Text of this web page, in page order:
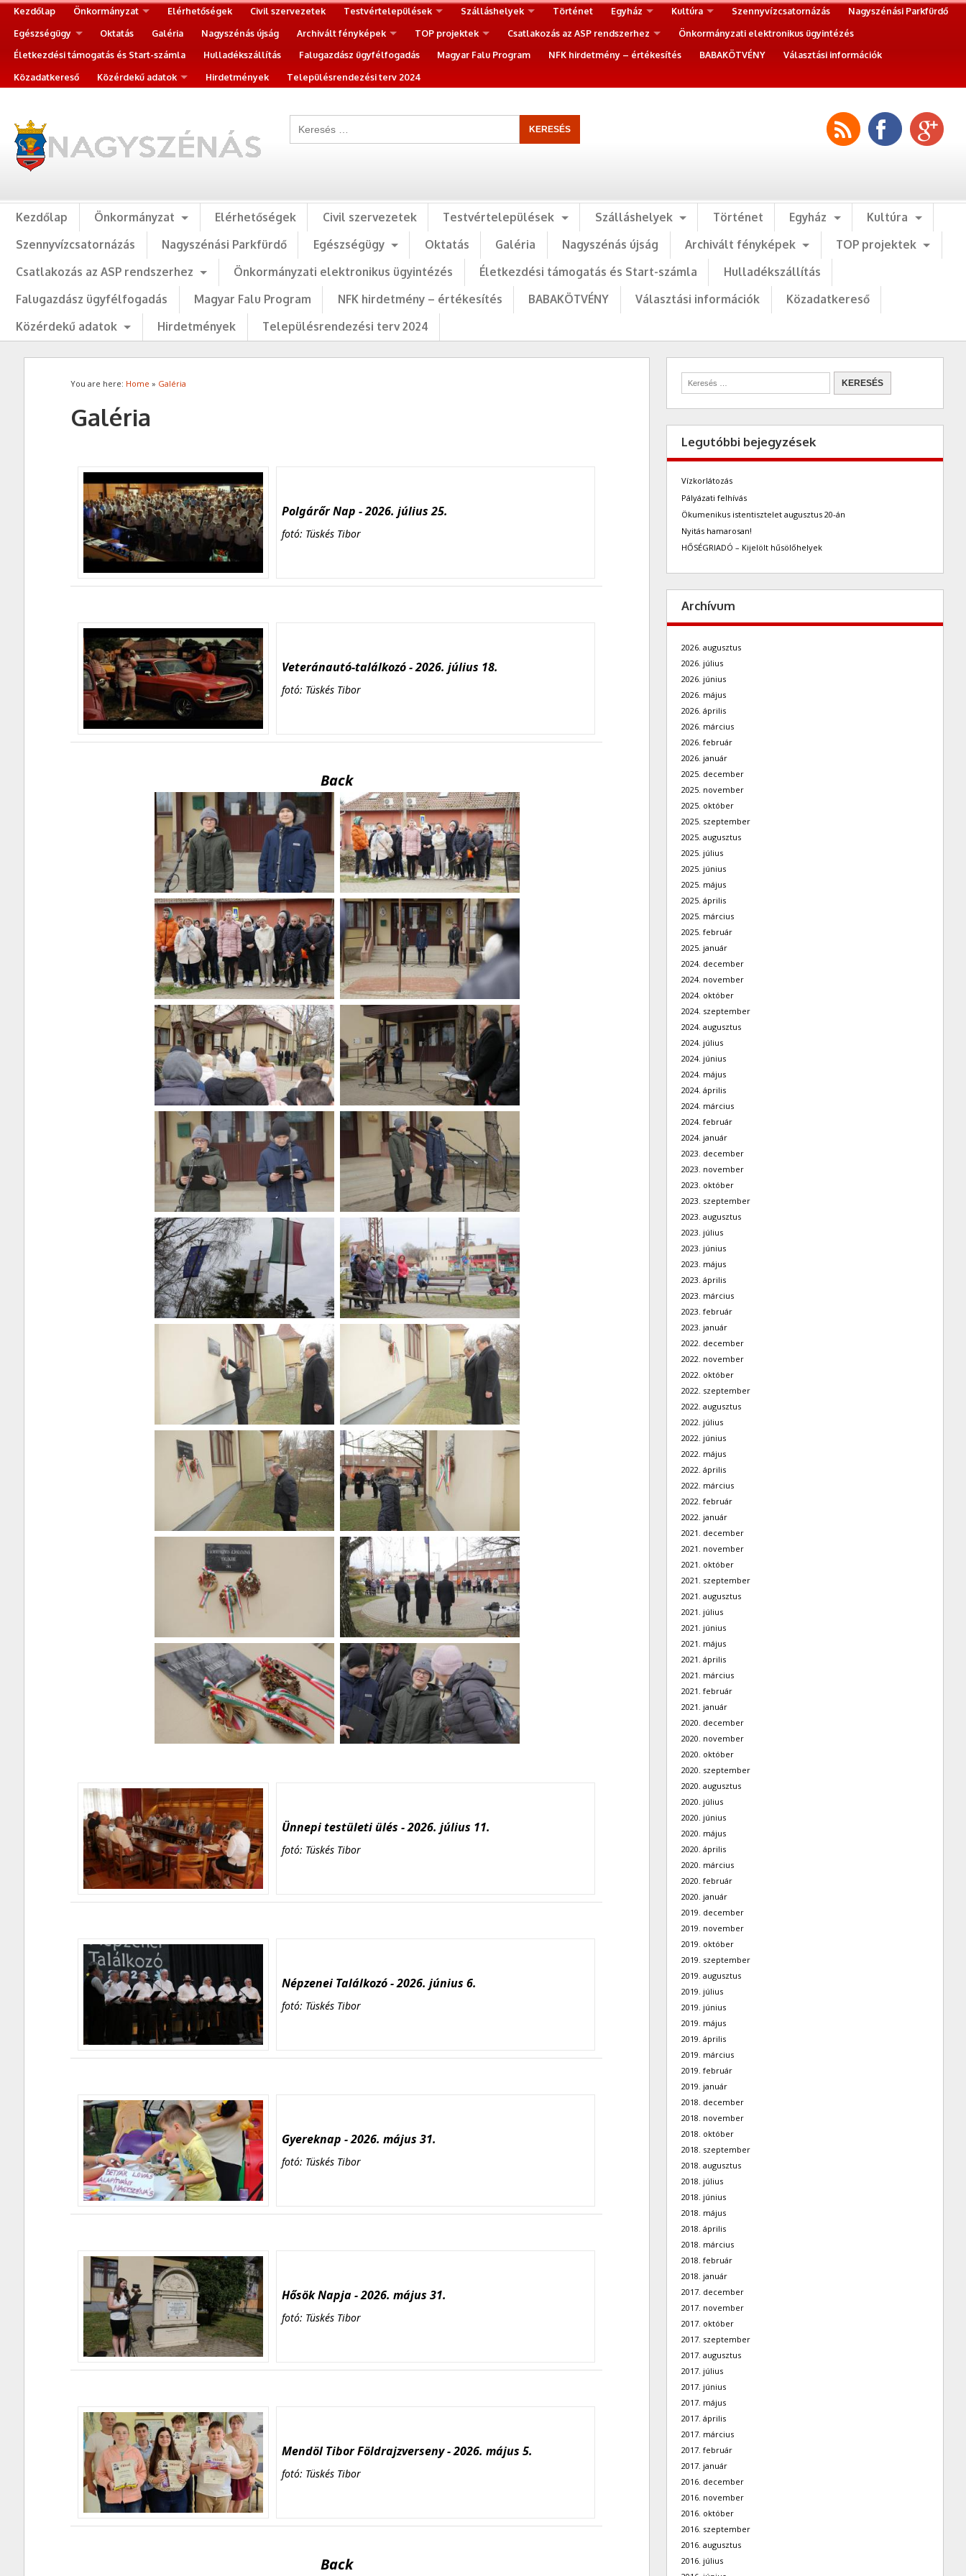
Kezdőlap Önkormányzat Elérhetőségek Civil szervezetek Testvértelepülések Szálláshelyek Történet Egyház Kultúra Szennyvízcsatornázás
Nagyszénási Parkfürdő
Egészségügy
Oktatás Galéria Nagyszénás újság Archivált fényképek TOP projektek Csatlakozás az ASP rendszerhez
Önkormányzati elektronikus ügyintézés
Életkezdési támogatás és Start-számla
Hulladékszállítás Falugazdász ügyfélfogadás Magyar Falu Program NFK hirdetmény – értékesítés BABAKÖTVÉNY
Választási információk
Közadatkereső
Közérdekű adatok Hirdetmények Településrendezési terv 2024
Kezdőlap Önkormányzat Elérhetőségek Civil szervezetek Testvértelepülések Szálláshelyek Történet Egyház
Kultúra
Szennyvízcsatornázás
Nagyszénási Parkfürdő Egészségügy Oktatás Galéria Nagyszénás újság Archivált fényképek
TOP projektek
Csatlakozás az ASP rendszerhez
Önkormányzati elektronikus ügyintézés Életkezdési támogatás és Start-számla
Hulladékszállítás
Falugazdász ügyfélfogadás
Magyar Falu Program NFK hirdetmény – értékesítés BABAKÖTVÉNY Választási információk
Közadatkereső
Közérdekű adatok
Hirdetmények Településrendezési terv 2024
You are here: Home » Galéria
Galéria
Polgárőr Nap - 2026. július 25.
fotó: Tüskés Tibor
Veteránautó-találkozó - 2026. július 18.
fotó: Tüskés Tibor
Back
Ünnepi testületi ülés - 2026. július 11.
fotó: Tüskés Tibor
Népzenei Találkozó - 2026. június 6.
fotó: Tüskés Tibor
Gyereknap - 2026. május 31.
fotó: Tüskés Tibor
Hősök Napja - 2026. május 31.
fotó: Tüskés Tibor
Mendöl Tibor Földrajzverseny - 2026. május 5.
fotó: Tüskés Tibor
Back
Legutóbbi bejegyzések
Vízkorlátozás
Pályázati felhívás
Ökumenikus istentisztelet augusztus 20-án
Nyitás hamarosan!
HŐSÉGRIADÓ – Kijelölt hűsölőhelyek
Archívum
2026. augusztus
2026. július
2026. június
2026. május
2026. április
2026. március
2026. február
2026. január
2025. december
2025. november
2025. október
2025. szeptember
2025. augusztus
2025. július
2025. június
2025. május
2025. április
2025. március
2025. február
2025. január
2024. december
2024. november
2024. október
2024. szeptember
2024. augusztus
2024. július
2024. június
2024. május
2024. április
2024. március
2024. február
2024. január
2023. december
2023. november
2023. október
2023. szeptember
2023. augusztus
2023. július
2023. június
2023. május
2023. április
2023. március
2023. február
2023. január
2022. december
2022. november
2022. október
2022. szeptember
2022. augusztus
2022. július
2022. június
2022. május
2022. április
2022. március
2022. február
2022. január
2021. december
2021. november
2021. október
2021. szeptember
2021. augusztus
2021. július
2021. június
2021. május
2021. április
2021. március
2021. február
2021. január
2020. december
2020. november
2020. október
2020. szeptember
2020. augusztus
2020. július
2020. június
2020. május
2020. április
2020. március
2020. február
2020. január
2019. december
2019. november
2019. október
2019. szeptember
2019. augusztus
2019. július
2019. június
2019. május
2019. április
2019. március
2019. február
2019. január
2018. december
2018. november
2018. október
2018. szeptember
2018. augusztus
2018. július
2018. június
2018. május
2018. április
2018. március
2018. február
2018. január
2017. december
2017. november
2017. október
2017. szeptember
2017. augusztus
2017. július
2017. június
2017. május
2017. április
2017. március
2017. február
2017. január
2016. december
2016. november
2016. október
2016. szeptember
2016. augusztus
2016. július